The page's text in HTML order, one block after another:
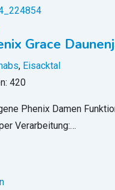
Grace
, Eisacktal
420
Phenix Damen
Verarbeitung:…